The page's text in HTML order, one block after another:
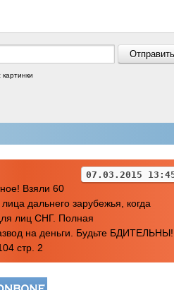
07.03.2015
Взяли 60
дальнего зарубежья, когда
лиц СНГ. Полная
на деньги. Будьте
стр. 2